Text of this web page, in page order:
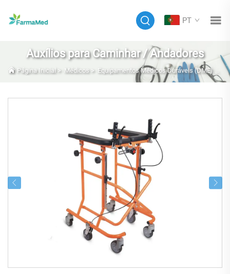
PT
Auxílios para Caminhar / Andadores
Página Inicial> Médicos> Equipamentos Médicos Duráveis (DME) E Móveis